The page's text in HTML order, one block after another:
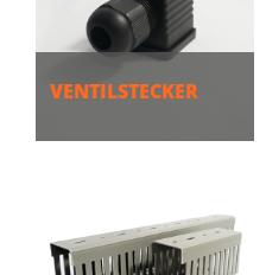
VENTILSTECKER